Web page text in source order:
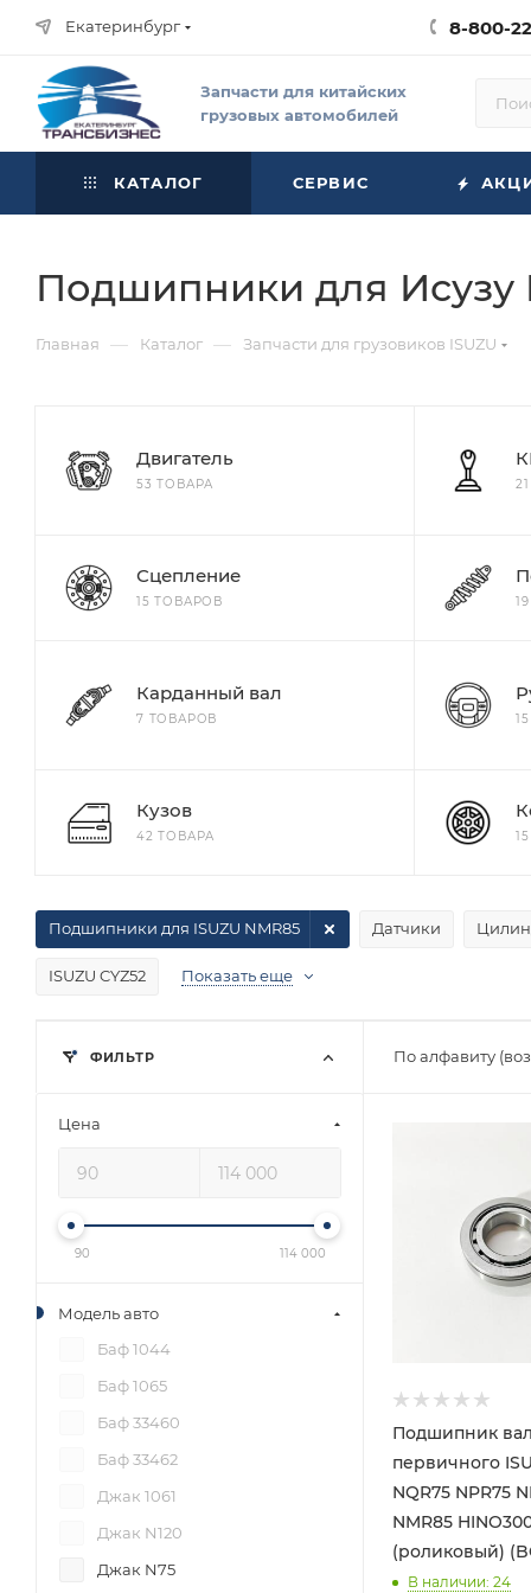
Екатеринбург 8-800-
Запчасти для китайских
грузовых автомобилей
КАТАЛОГ СЕРВИС
Подшипники для Исузу
Главная — Каталог — Запчасти для грузовиков ISUZU
Двигатель
53 ТОВАРА
Сцепление
15 ТОВАРОВ
Карданный вал
7 ТОВАРОВ
Кузов
42 ТОВАРА
Датчики
ISUZU CYZ52
Подшипники для ISUZU NMR85
Показать еще
По алфавиту
Подшипник
первичного
NQR75 NPR75
NMR85
(роликовый)
В наличии: 24
ФИЛЬТР
Цена
90 114 000
Модель авто
Баф 1044
Баф 1065
Баф 33460
Баф 33462
Джак 1061
Джак N120
Джак N75